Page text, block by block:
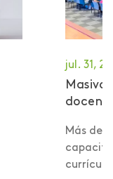
jul. 31,
Más de